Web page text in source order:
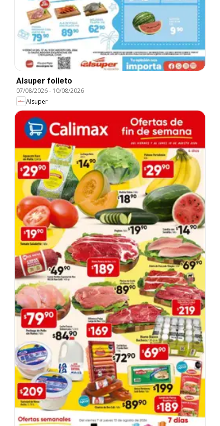
Alsuper folleto
07/08/2026- 10/08/2026
Alsuper